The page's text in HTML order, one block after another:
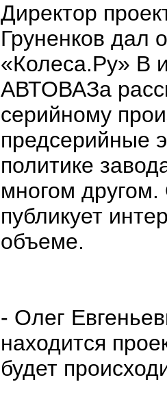
Директор
Груненков дал
«Колеса.Ру» В
АВТОВАЗа
серийному
предсерийные
политике
многом
публикует
объеме.
- Олег
находится
будет